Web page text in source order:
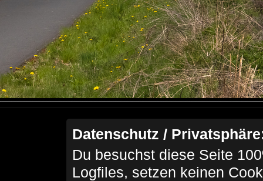
Datenschutz /
Du besuchst diese Seite
Logfiles, setzen keinen